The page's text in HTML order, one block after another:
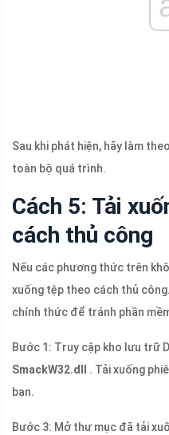
Sau khi phát hiện, hãy làm
toàn bộ quá trình.
Cách 5: Tải
cách thủ công
Nếu các phương thức trên
xuống tệp theo cách thủ
chính thức để tránh phần
Bước 1: Truy cập kho lưu trữ
SmackW32.dll
. Tải xuống
bạn.
Bước 3: Mở thư mục đã tải